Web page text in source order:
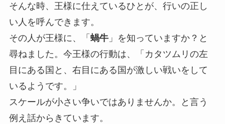
そんな時、王様に仕えているひとが、行いの正し
い人を呼んできます。
その人が王様に、「 蝸牛」を知っていますか？と
尋ねました。今王様の行動は、「カタツムリの左
目にある国と、右目にある国が激しい戦いをして
いるようです。」
スケールが小さい争いではありませんか。と言う
例え話からきています。